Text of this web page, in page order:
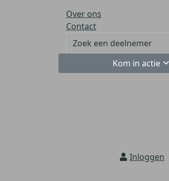
Over ons
Contact
Kom in actie
Inloggen